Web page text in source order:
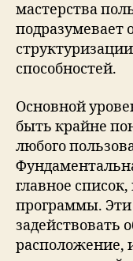
мастерства
способностей.
Основной
быть крайне
любого
главное
программы.
задействовать
расположение,